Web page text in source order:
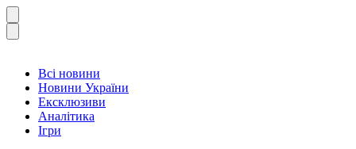
Всі новини
Новини України
Ексклюзиви
Аналітика
Ігри